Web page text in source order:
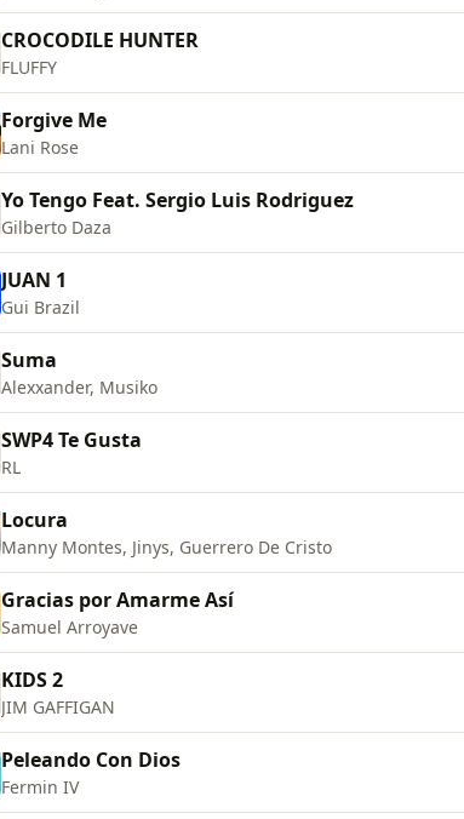
CROCODILE HUNTER
FLUFFY
Forgive Me
Lani Rose
Yo Tengo Feat. Sergio Luis Rodriguez
Gilberto Daza
JUAN 1
Gui Brazil
Suma
Alexxander, Musiko
SWP4 Te Gusta
RL
Locura
Manny Montes, Jinys, Guerrero De Cristo
Gracias por Amarme Así
Samuel Arroyave
KIDS 2
JIM GAFFIGAN
Peleando Con Dios
Fermin IV